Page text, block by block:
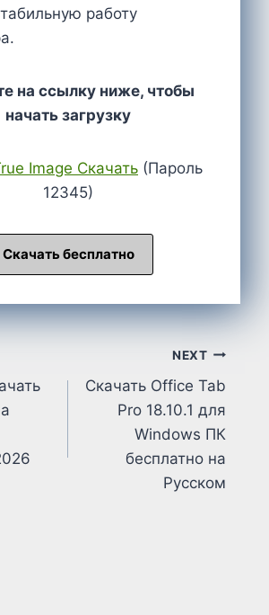
работу
на ссылку ниже, чтобы
начать загрузку
Image Cкачать (Пароль
12345)
Скачать бесплатно
NEXT
Скачать Office Tab
Pro 18.10.1 для
Windows ПК
бесплатно на
Русском